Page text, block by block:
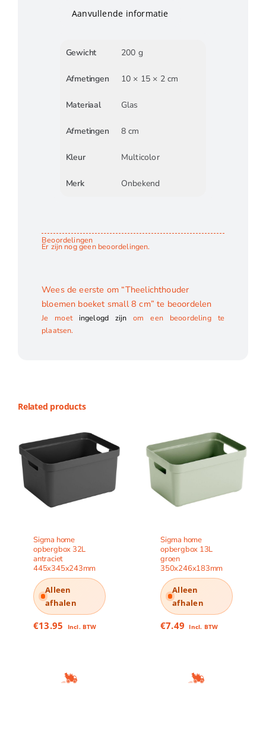
Aanvullende informatie
Gewicht 200 g
Afmetingen 10 × 15 × 2 cm
Materiaal Glas
Afmetingen 8 cm
Kleur Multicolor
Merk Onbekend
Beoordelingen
Er zijn nog geen beoordelingen.
Wees de eerste om “Theelichthouder
bloemen boeket small 8 cm” te beoordelen
Je moet ingelogd zijn om een beoordeling te
plaatsen.
Related products
Sigma home
opbergbox 32L
antraciet
445x345x243mm
Alleen
afhalen
€13.95 Incl. BTW
Sigma home
opbergbox 13L
groen
350x246x183mm
Alleen
afhalen
€7.49 Incl. BTW